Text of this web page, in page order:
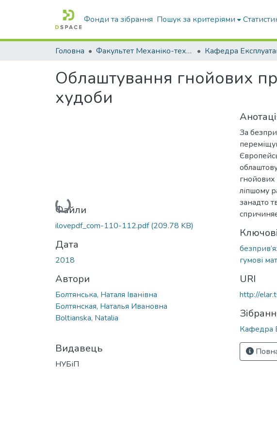
Фонди та зібрання Пошук за критеріями
Головна Факультет Механіко-технологічний
Облаштування гнойових
худоби
Вантажиться...
Файли
ilovepdf_com-110-112.pdf(209.78 KB)
Дата
2018
Автори
Болтянська, Наталя Іванівна
Болтянская, Наталья Ивановна
Boltіanska, Natalia
Видавець
НУБіП
За
гнойових
ліпшому
занадто
гумові
URI
http://
Кафедра